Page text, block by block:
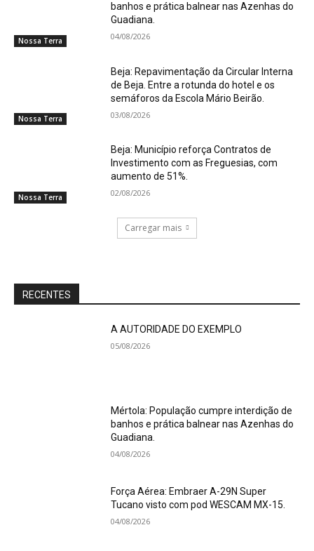
Nossa Terra
banhos e prática balnear nas Azenhas do
Guadiana.
04/08/2026
Nossa Terra
Beja: Repavimentação da Circular Interna
de Beja. Entre a rotunda do hotel e os
semáforos da Escola Mário Beirão.
03/08/2026
Nossa Terra
Beja: Município reforça Contratos de
Investimento com as Freguesias, com
aumento de 51%.
02/08/2026
Carregar mais
RECENTES
A AUTORIDADE DO EXEMPLO
05/08/2026
Mértola: População cumpre interdição de
banhos e prática balnear nas Azenhas do
Guadiana.
04/08/2026
Força Aérea: Embraer A-29N Super
Tucano visto com pod WESCAM MX-15.
04/08/2026